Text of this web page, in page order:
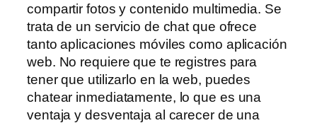
compartir fotos y contenido multimedia. Se
trata de un servicio de chat que ofrece
tanto aplicaciones móviles como aplicación
web. No requiere que te registres para
tener que utilizarlo en la web, puedes
chatear inmediatamente, lo que es una
ventaja y desventaja al carecer de una